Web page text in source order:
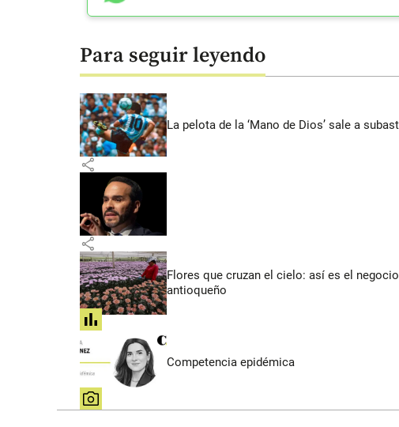
Para seguir leyendo
La pelota de la ‘Mano de Dios’ sale a
share
share
Flores que cruzan el cielo: así es el
antioqueño
share
Competencia epidémica
share